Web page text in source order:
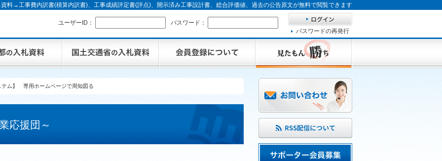
資料→工事費内訳書(積算内訳書)、工事成績評定書(評点)、開示済み工事設計書、総合評価値、過去の公告原文が無料で閲覧できます
ユーザーID：
パスワード：
パスワードの再発行
テム】 専用ホームページで周知図る
応援団～